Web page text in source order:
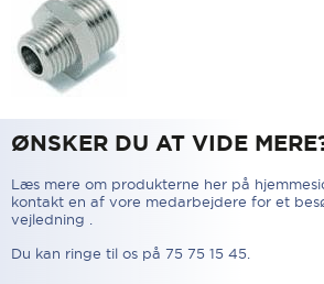
ØNSKER DU AT VIDE
Læs mere om produkterne her på
kontakt en af vore medarbejdere for et
vejledning .
Du kan ringe til os på 75 75 15 45.